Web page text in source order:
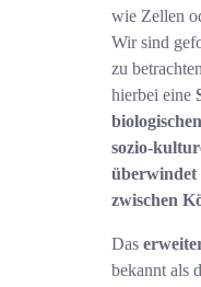
wie Zellen
Wir sind
zu
hierbei eine
sozio-
überwindet
zwischen
Das
bekannt als